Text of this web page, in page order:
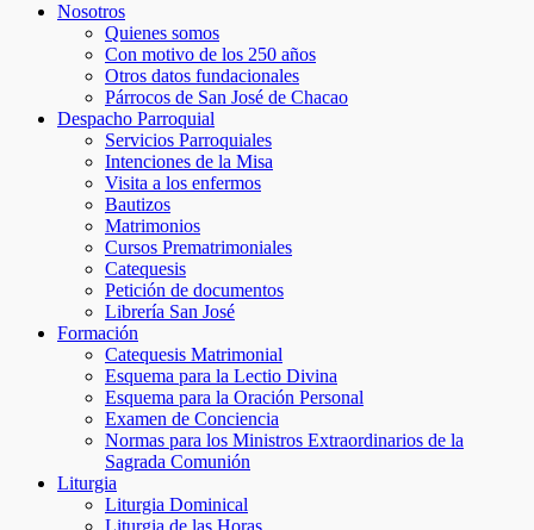
Nosotros
Quienes somos
Con motivo de los 250 años
Otros datos fundacionales
Párrocos de San José de Chacao
Despacho Parroquial
Servicios Parroquiales
Intenciones de la Misa
Visita a los enfermos
Bautizos
Matrimonios
Cursos Prematrimoniales
Catequesis
Petición de documentos
Librería San José
Formación
Catequesis Matrimonial
Esquema para la Lectio Divina
Esquema para la Oración Personal
Examen de Conciencia
Normas para los Ministros Extraordinarios de la
Sagrada Comunión
Liturgia
Liturgia Dominical
Liturgia de las Horas